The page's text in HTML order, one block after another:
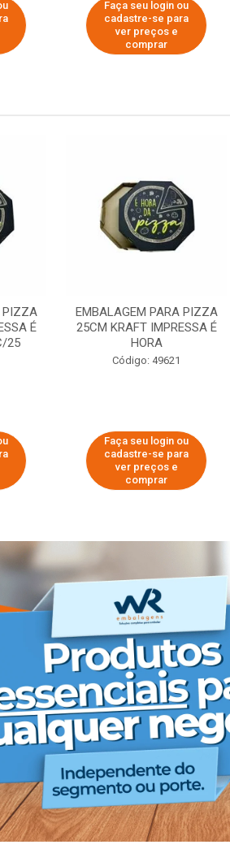
Faça seu login ou
cadastre-se para
ver preços e
comprar
PIZZA
É
25
EMBALAGEM PARA PIZZA
25CM KRAFT IMPRESSA É
HORA
Código: 49621
Faça seu login ou
cadastre-se para
ver preços e
comprar